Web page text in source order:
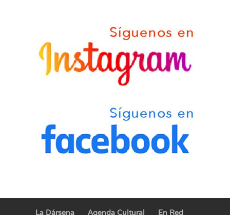
La Dársena Agenda Cultural En Red